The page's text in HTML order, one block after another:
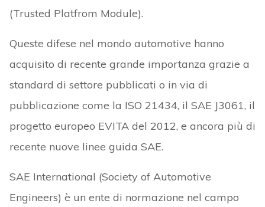
(Trusted Platfrom Module).
Queste difese nel mondo automotive hanno
acquisito di recente grande importanza grazie a
standard di settore pubblicati o in via di
pubblicazione come la ISO 21434, il SAE J3061, il
progetto europeo EVITA del 2012, e ancora più di
recente nuove linee guida SAE.
SAE International (Society of Automotive
Engineers) è un ente di normazione nel campo